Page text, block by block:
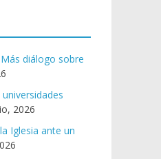
diálogo sobre
2026
Iglesia ante un